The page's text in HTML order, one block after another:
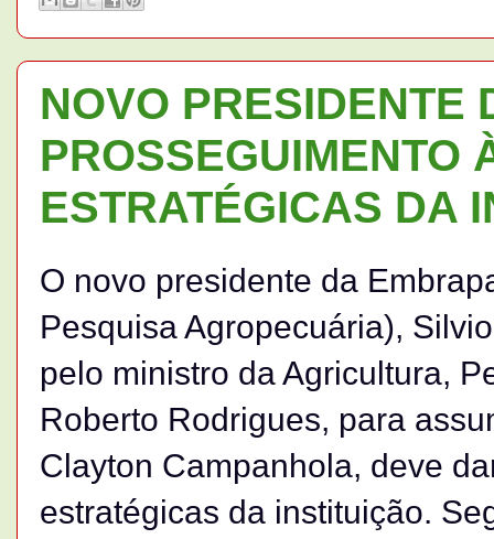
NOVO PRESIDENTE
PROSSEGUIMENTO
ESTRATÉGICAS DA
O novo presidente da
Pesquisa Agropecuária),
pelo ministro da Agricultura,
Roberto Rodrigues, para
Clayton Campanhola, deve
estratégicas da instituição.